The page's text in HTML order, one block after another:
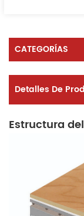
CATEGORÍAS
Detalles De
Estructura